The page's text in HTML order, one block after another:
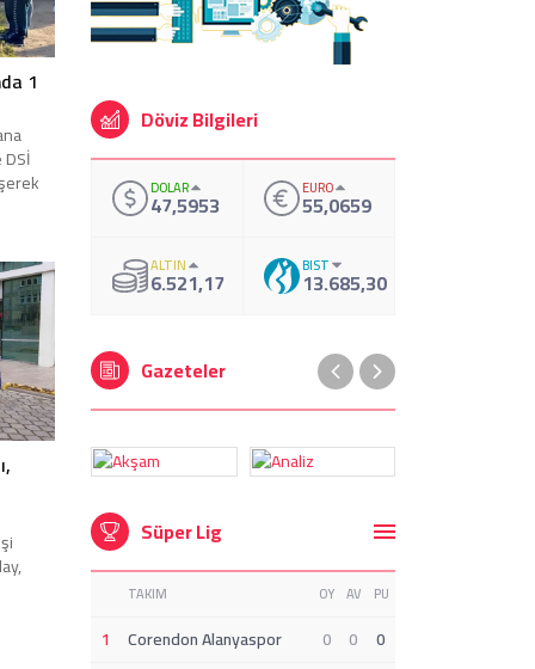
1
ile
Döviz Bilgileri
DOLAR
47,5953 EURO
55,0659
ALTIN
6.521,17 BIST
13.685,30
Gazeteler
Süper Lig
TAKIM OY AV PU
1 Corendon Alanyaspor 0 0
0